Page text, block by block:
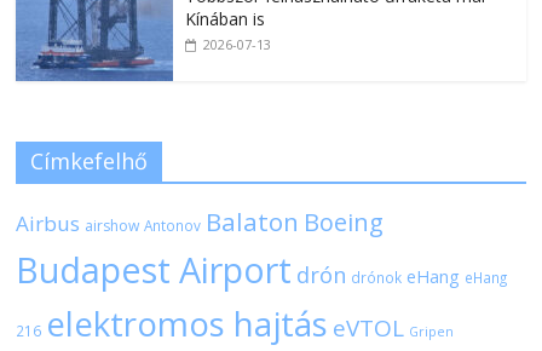
Kínában is
2026-07-13
Címkefelhő
Airbus airshow Antonov Balaton Boeing
Budapest Airport drón drónok eHang eHang
216 elektromos hajtás eVTOL Gripen